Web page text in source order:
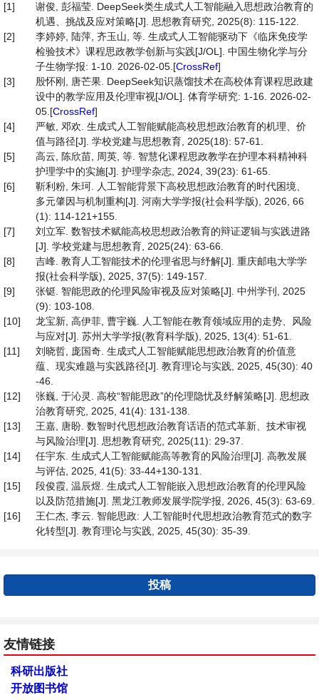
[1]
谢俊, 彭福莹. DeepSeek类生成式人工智能融入思想政治教育的
机遇、挑战及应对策略[J]. 思想教育研究, 2025(8): 115-122.
[2]
李婷婷, 陆萍, 齐玉山, 等. 生成式人工智能驱动下《临床免疫学
检验技术》课程思政教学创新与实践[J/OL]. 中国生物化学与分
子生物学报: 1-10. 2026-02-05.[CrossRef]
[3]
殷怀刚, 唐芒果. DeepSeek知识蒸馏技术在高校体育课程思政建
设中的教学应用及伦理审视[J/OL]. 体育学研究: 1-16. 2026-02-
05.[CrossRef]
[4]
严敏, 邓欢. 生成式人工智能赋能高校思想政治教育的机理、价
值与路径[J]. 学校党建与思想教育, 2025(18): 57-61.
[5]
高云, 陈欣苗, 周英, 等. 智慧化课程思政教学在护理本科精神科
护理学中的实施[J]. 护理学杂志, 2024, 39(23): 61-65.
[6]
靳利粉, 朱珂. 人工智能背景下高校思想政治教育的时代困境、
多元肇因与机制重构[J]. 河南大学学报(社会科学版), 2026, 66
(1): 114-121+155.
[7]
刘立军. 数智技术赋能高校思想政治教育的辩证逻辑与实践进路
[J]. 学校党建与思想教育, 2025(24): 63-66.
[8]
吉峰. 教育人工智能技术的伦理省思与纾解[J]. 重庆邮电大学学
报(社会科学版), 2025, 37(5): 149-157.
[9]
张铤. 智能思政的伦理风险审视及应对策略[J]. 中州学刊, 2025
(9): 103-108.
[10]
龙宝新, 高伊菲, 曹宇巍. 人工智能在教育领域应用的走势、风险
与应对[J]. 苏州大学学报(教育科学版), 2025, 13(4): 51-61.
[11]
刘晓哲, 庞国奇. 生成式人工智能赋能思想政治教育的价值意
蕴、现实难题与实践路径[J]. 教育理论与实践, 2025, 45(30): 40
-46.
[12]
张巍, 于沁灵. 高校“智能思政”的伦理隐忧及纾解策略[J]. 思想政
治教育研究, 2025, 41(4): 131-138.
[13]
王嘉, 唐盼. 数智时代思想政治教育话语的范式革新、技术审视
与风险治理[J]. 思想教育研究, 2025(11): 29-37.
[14]
任宇东. 生成式人工智能赋能高等教育的风险治理[J]. 高教发展
与评估, 2025, 41(5): 33-44+130-131.
[15]
段俊霞, 温辰煜. 生成式人工智能嵌入思想政治教育的伦理风险
以及防范措施[J]. 黑龙江教师发展学院学报, 2026, 45(3): 63-69.
[16]
王仁杰, 李云. 智能思政: 人工智能时代思想政治教育范式的数字
化转型[J]. 教育理论与实践, 2025, 45(30): 35-39.
投稿
友情链接
科研出版社
开放图书馆